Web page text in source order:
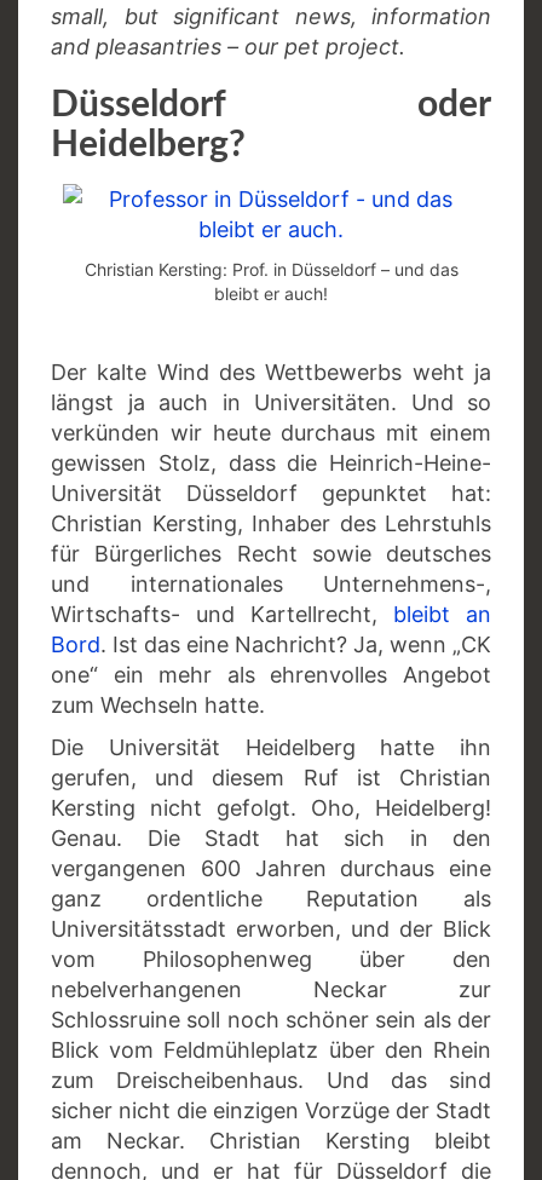
small, but significant news, information
and pleasantries – our pet project.
Düsseldorf oder
Heidelberg?
Christian Kersting: Prof. in Düsseldorf – und das
bleibt er auch!
Der kalte Wind des Wettbewerbs weht ja
längst ja auch in Universitäten. Und so
verkünden wir heute durchaus mit einem
gewissen Stolz, dass die Heinrich-Heine-
Universität Düsseldorf gepunktet hat:
Christian Kersting, Inhaber des Lehrstuhls
für Bürgerliches Recht sowie deutsches
und internationales Unternehmens-,
Wirtschafts- und Kartellrecht, bleibt an
Bord. Ist das eine Nachricht? Ja, wenn „CK
one“ ein mehr als ehrenvolles Angebot
zum Wechseln hatte.
Die Universität Heidelberg hatte ihn
gerufen, und diesem Ruf ist Christian
Kersting nicht gefolgt. Oho, Heidelberg!
Genau. Die Stadt hat sich in den
vergangenen 600 Jahren durchaus eine
ganz ordentliche Reputation als
Universitätsstadt erworben, und der Blick
vom Philosophenweg über den
nebelverhangenen Neckar zur
Schlossruine soll noch schöner sein als der
Blick vom Feldmühleplatz über den Rhein
zum Dreischeibenhaus. Und das sind
sicher nicht die einzigen Vorzüge der Stadt
am Neckar. Christian Kersting bleibt
dennoch, und er hat für Düsseldorf die